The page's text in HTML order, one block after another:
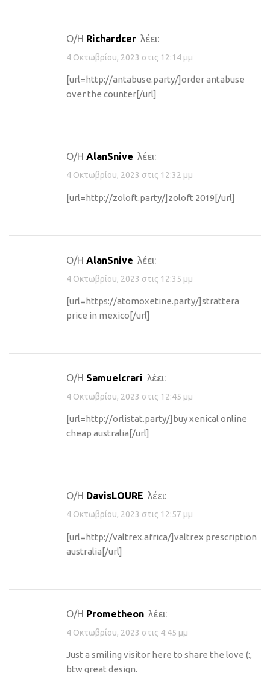
Ο/Η Richardcer λέει:
4 Οκτωβρίου, 2023 στις 12:14 μμ
[url=http://antabuse.party/]order antabuse
over the counter[/url]
Ο/Η AlanSnive λέει:
4 Οκτωβρίου, 2023 στις 12:32 μμ
[url=http://zoloft.party/]zoloft 2019[/url]
Ο/Η AlanSnive λέει:
4 Οκτωβρίου, 2023 στις 12:35 μμ
[url=https://atomoxetine.party/]strattera
price in mexico[/url]
Ο/Η Samuelcrari λέει:
4 Οκτωβρίου, 2023 στις 12:45 μμ
[url=http://orlistat.party/]buy xenical online
cheap australia[/url]
Ο/Η DavisLOURE λέει:
4 Οκτωβρίου, 2023 στις 12:57 μμ
[url=http://valtrex.africa/]valtrex prescription
australia[/url]
Ο/Η Prometheon λέει:
4 Οκτωβρίου, 2023 στις 4:45 μμ
Just a smiling visitor here to share the love (:,
btw great design.